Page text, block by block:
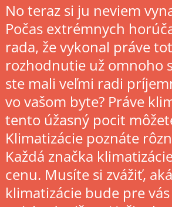
No teraz si ju neviem
Počas extrémnych
rada, že vykonal práve
rozhodnutie už omnoho
ste mali veľmi radi
vo vašom byte? Práve
tento úžasný pocit
Klimatizácie poznáte
Každá značka
cenu. Musíte si zvážiť,
klimatizácie bude pre